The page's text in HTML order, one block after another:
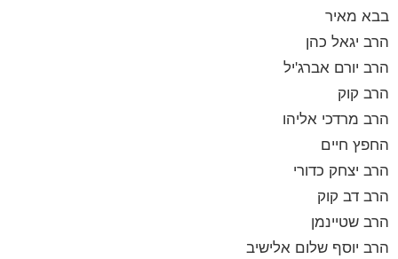
בבא מאיר
הרב יגאל כהן
הרב יורם אברג'יל
הרב קוק
הרב מרדכי אליהו
החפץ חיים
הרב יצחק כדורי
הרב דב קוק
הרב שטיינמן
הרב יוסף שלום אלישיב